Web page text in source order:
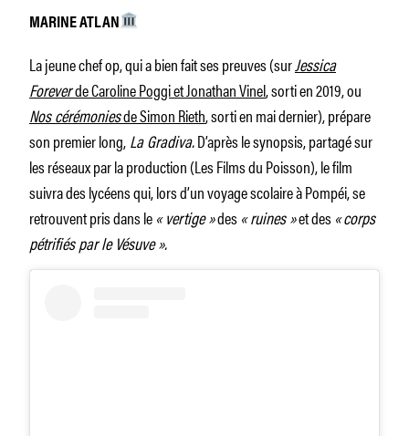
MARINE ATLAN
La jeune chef op, qui a bien fait ses preuves (surJessica
Foreverde Caroline Poggi et Jonathan Vinel, sorti en 2019, ou
Nos cérémoniesde Simon Rieth, sorti en mai dernier), prépare
son premier long,La Gradiva.D’après le synopsis, partagé sur
les réseaux par la production (Les Films du Poisson), le film
suivra des lycéens qui, lors d’un voyage scolaire à Pompéi, se
retrouvent pris dans le« vertige »des« ruines »et des«corps
pétrifiés par le Vésuve ».